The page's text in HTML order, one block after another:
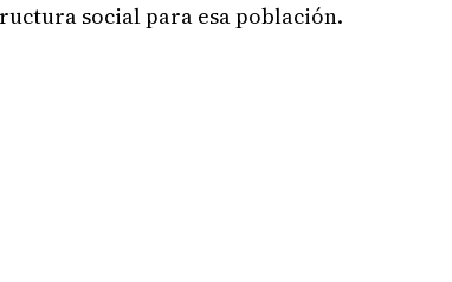
social para esa población.